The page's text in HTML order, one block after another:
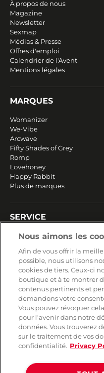
À propos de nous
Magazine
Newsletter
Sexmap
Médias & Presse
Offres d'emploi
Calendrier de l'Avent
Mentions légales
MARQUES
Womanizer
We-Vibe
Arcwave
Fifty Shades of Grey
Romp
Lovehoney
Happy Rabbit
Plus de marques
SERVICE
Livraison rapide et gratuite
Paiement sécurisé
AIDE
Paiement
Livraison et expédition
Foire aux questions
Protection des données
Nous aimons les
Afin de vous offrir la
possible, nous utilisons
cookies de tiers. Ceux-ci
boutique et à te montrer
contenus pertinents et
demandons votre
Vous pouvez révoquer
pour l'avenir dans notre
données. Vous trouverez
sur le traitement de vos
confidentialité. Privacy